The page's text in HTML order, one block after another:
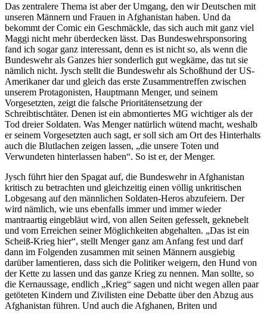
Das zentralere Thema ist aber der Umgang, den wir Deutschen mit
unseren Männern und Frauen in Afghanistan haben. Und da
bekommt der Comic ein Geschmäckle, das sich auch mit ganz viel
Maggi nicht mehr überdecken lässt. Das Bundeswehrsponsoring
fand ich sogar ganz interessant, denn es ist nicht so, als wenn die
Bundeswehr als Ganzes hier sonderlich gut wegkäme, das tut sie
nämlich nicht. Jysch stellt die Bundeswehr als Schoßhund der US-
Amerikaner dar und gleich das erste Zusammentreffen zwischen
unserem Protagonisten, Hauptmann Menger, und seinem
Vorgesetzten, zeigt die falsche Prioritätensetzung der
Schreibtischtäter. Denen ist ein abmontiertes MG wichtiger als der
Tod dreier Soldaten. Was Menger natürlich wütend macht, weshalb
er seinem Vorgesetzten auch sagt, er soll sich am Ort des Hinterhalts
auch die Blutlachen zeigen lassen, „die unsere Toten und
Verwundeten hinterlassen haben“. So ist er, der Menger.
Jysch führt hier den Spagat auf, die Bundeswehr in Afghanistan
kritisch zu betrachten und gleichzeitig einen völlig unkritischen
Lobgesang auf den männlichen Soldaten-Heros abzufeiern. Der
wird nämlich, wie uns ebenfalls immer und immer wieder
mantraartig eingebläut wird, von allen Seiten gefesselt, geknebelt
und vom Erreichen seiner Möglichkeiten abgehalten. „Das ist ein
Scheiß-Krieg hier“, stellt Menger ganz am Anfang fest und darf
dann im Folgenden zusammen mit seinen Männern ausgiebig
darüber lamentieren, dass sich die Politiker weigern, den Hund von
der Kette zu lassen und das ganze Krieg zu nennen. Man sollte, so
die Kernaussage, endlich „Krieg“ sagen und nicht wegen allen paar
getöteten Kindern und Zivilisten eine Debatte über den Abzug aus
Afghanistan führen. Und auch die Afghanen, Briten und